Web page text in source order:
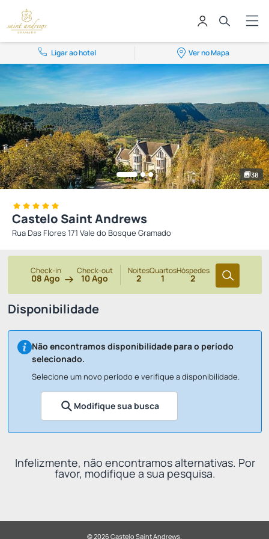
Ligar ao hotel Ver no Mapa
38
Castelo Saint Andrews
Rua Das Flores 171 Vale do Bosque Gramado
Check-in
08 Ago
Check-out
10 Ago
Noites
2
Quartos
1
Hóspedes
2
Disponibilidade
Não encontramos disponibilidade para o período
selecionado.
Selecione um novo período e verifique a disponibilidade.
Modifique sua busca
Infelizmente, não encontramos alternativas. Por
favor, modifique a sua pesquisa.
© 2026 Castelo Saint Andrews.